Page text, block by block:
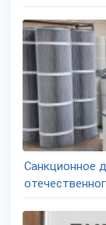
Санкционное